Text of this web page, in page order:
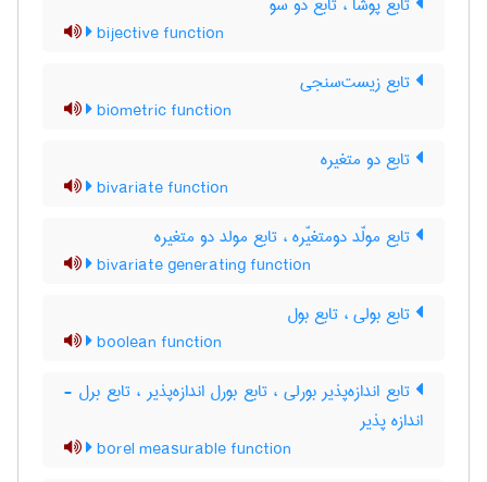
bijective function
تابع زیست‌سنجی
biometric function
تابع دو متغیره
bivariate function
تابع مولّد دومتغیّره ، تابع مولد دو متغیره
bivariate generating function
تابع بولی ، تابع بول
boolean function
تابع اندازه‌پذیر بورلی ، تابع بورل اندازه‌پذیر ، تابع برل -
اندازه پذیر
borel measurable function